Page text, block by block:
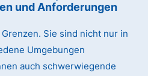
und Anforderungen
Sie sind nicht nur in
Umgebungen
auch schwerwiegende